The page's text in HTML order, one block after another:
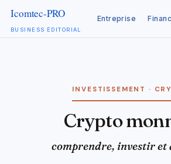
BUSINESS ÉDITORIAL
Entreprise
INVESTISSEMENT ·
Crypto
comprendre, investir et